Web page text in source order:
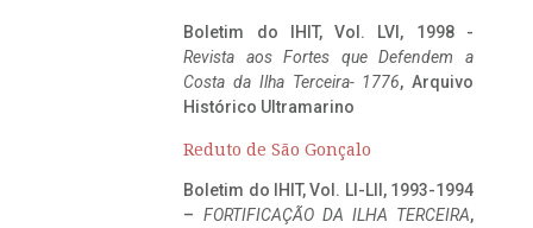
Boletim do IHIT, Vol. LVI, 1998 -
Revista aos Fortes que Defendem a
Costa da Ilha Terceira- 1776, Arquivo
Histórico Ultramarino
Reduto de São Gonçalo
Boletim do IHIT, Vol. LI-LII, 1993-1994
– FORTIFICAÇÃO DA ILHA TERCEIRA,